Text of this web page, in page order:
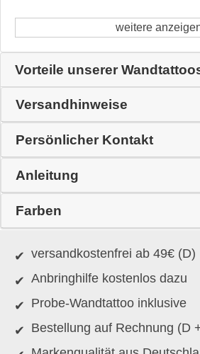
weitere
Vorteile unserer
Versandhinweise
Persönlicher Kontakt
Anleitung
Farben
versandkostenfrei ab 49€ (D)
Anbringhilfe kostenlos dazu
Probe-Wandtattoo inklusive
Bestellung auf Rechnung (D